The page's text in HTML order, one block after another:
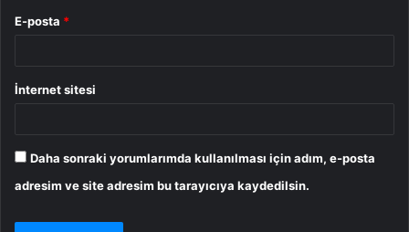
E-posta *
İnternet sitesi
Daha sonraki yorumlarımda kullanılması için adım, e-posta
adresim ve site adresim bu tarayıcıya kaydedilsin.